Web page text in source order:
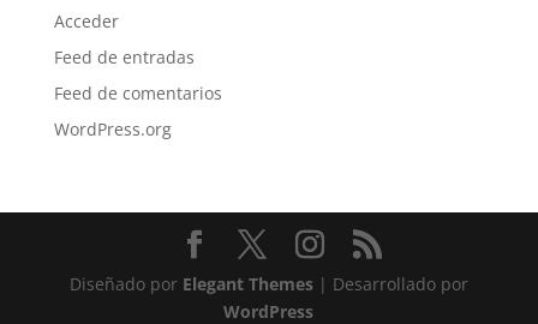
Acceder
Feed de entradas
Feed de comentarios
WordPress.org
Diseñado por Elegant Themes| Desarrollado por
WordPress